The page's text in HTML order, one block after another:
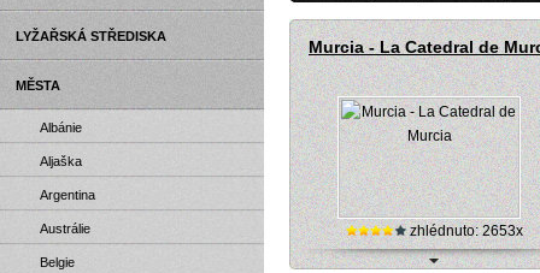
Murcia - La Catedral de
zhlédnuto: 2653x
LYŽAŘSKÁ STŘEDISKA
MĚSTA
Albánie
Aljaška
Argentina
Austrálie
Belgie